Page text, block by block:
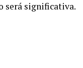
será significativa.